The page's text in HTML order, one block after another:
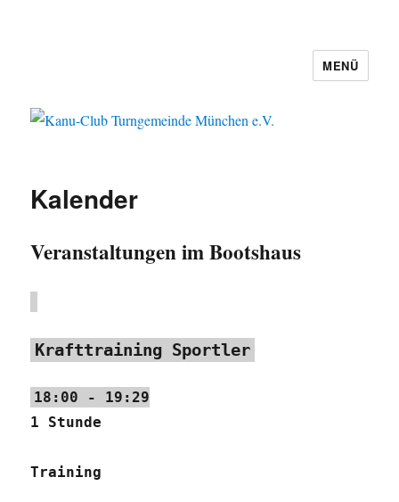
Kanu-Club Turngemeinde München
e.V.
MENÜ
Kalender
Veranstaltungen im Bootshaus
Krafttraining Sportler
18:00 - 19:29
1 Stunde
Training